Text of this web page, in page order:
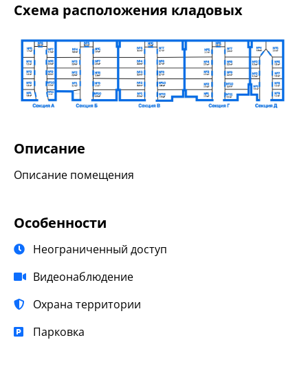
Схема расположения кладовых
Описание
Описание помещения
Особенности
Неограниченный доступ
Видеонаблюдение
Охрана территории
Парковка